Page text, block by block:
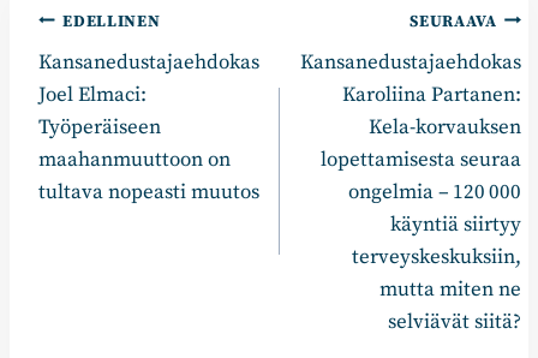
Artikkelien
selaus
EDELLINEN
Kansanedustajaehdokas
Joel Elmaci:
Työperäiseen
maahanmuuttoon on
tultava nopeasti muutos
SEURAAVA
Kansanedustajaehdokas
Karoliina Partanen:
Kela-korvauksen
lopettamisesta seuraa
ongelmia – 120 000
käyntiä siirtyy
terveyskeskuksiin,
mutta miten ne
selviävät siitä?